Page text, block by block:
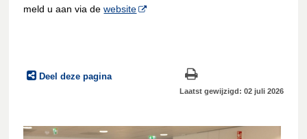
meld u aan via dewebsite
Deel deze pagina
Laatst gewijzigd: 02 juli 2026